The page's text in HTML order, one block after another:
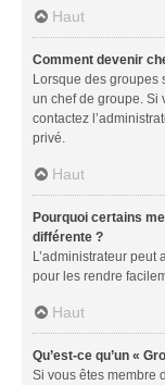
Haut
Comment devenir
Lorsque des groupes
un chef de groupe. Si
contactez
privé.
Haut
Pourquoi certains
différente ?
L’administrateur peut
pour les rendre
Haut
Qu’est-ce qu’un «
Si vous êtes membre